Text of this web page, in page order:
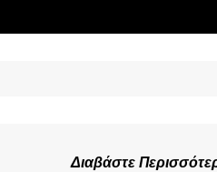
Συνταγές
Κινέζικο
Διαβάστε